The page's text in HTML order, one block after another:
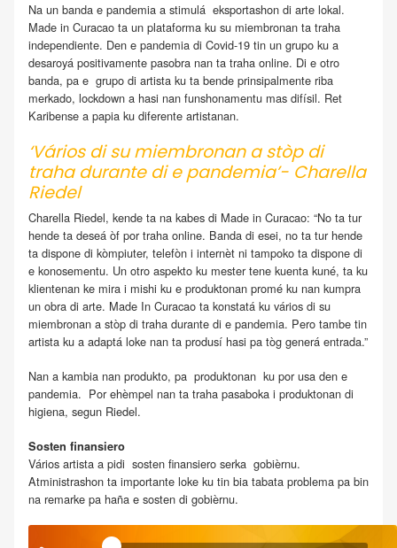
Na un banda e pandemia a stimulá eksportashon di arte lokal.
Made in Curacao ta un plataforma ku su miembronan ta traha
independiente. Den e pandemia di Covid-19 tin un grupo ku a
desaroyá positivamente pasobra nan ta traha online. Di e otro
banda, pa e grupo di artista ku ta bende prinsipalmente riba
merkado, lockdown a hasi nan funshonamentu mas difísil. Ret
Karibense a papia ku diferente artistanan.
‘Vários di su miembronan a stòp di
traha durante di e pandemia’- Charella
Riedel
Charella Riedel, kende ta na kabes di Made in Curacao: “No ta tur
hende ta deseá òf por traha online. Banda di esei, no ta tur hende
ta dispone di kòmpiuter, telefòn i internèt ni tampoko ta dispone di
e konosementu. Un otro aspekto ku mester tene kuenta kuné, ta ku
klientenan ke mira i mishi ku e produktonan promé ku nan kumpra
un obra di arte. Made In Curacao ta konstatá ku vários di su
miembronan a stòp di traha durante di e pandemia. Pero tambe tin
artista ku a adaptá loke nan ta produsí hasi pa tòg generá entrada.”
Nan a kambia nan produkto, pa produktonan ku por usa den e
pandemia. Por ehèmpel nan ta traha pasaboka i produktonan di
higiena, segun Riedel.
Sosten finansiero
Vários artista a pidi sosten finansiero serka gobièrnu.
Atministrashon ta importante loke ku tin bia tabata problema pa bin
na remarke pa haña e sosten di gobièrnu.